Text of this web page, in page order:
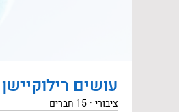
עושים רילוקיישן
ציבורי · 15 חברים